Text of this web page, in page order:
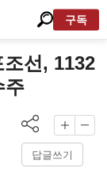
구독
선, 1132
주
답글쓰기